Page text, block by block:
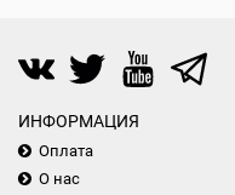
ИНФОРМАЦИЯ
Оплата
О нас